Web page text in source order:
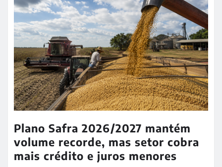
Plano Safra 2026/2027 mantém
volume recorde, mas setor cobra
mais crédito e juros menores